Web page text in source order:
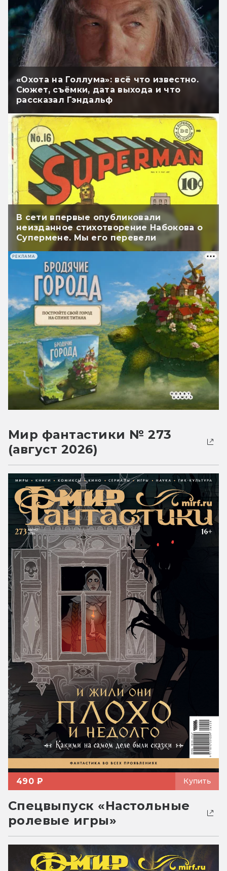
«Охота на Голлума»: всё что известно.
Сюжет, съёмки, дата выхода и что
рассказал Гэндальф
В сети впервые опубликовали
неизданное стихотворение Набокова о
Супермене. Мы его перевели
РЕКЛАМА
Мир фантастики № 273
(август 2026)
490 ₽ Купить
Спецвыпуск «Настольные
ролевые игры»